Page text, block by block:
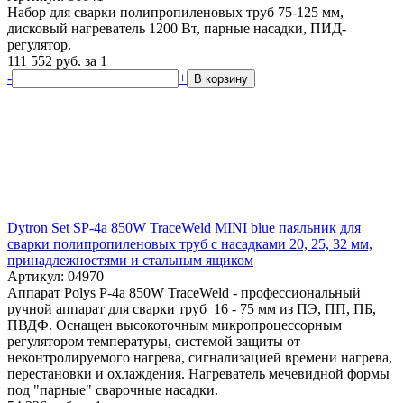
Набор для сварки полипропиленовых труб 75-125 мм,
дисковый нагреватель 1200 Вт, парные насадки, ПИД-
регулятор.
111 552 руб. за 1
-
+ В корзину
Dytron Set SP-4a 850W TraceWeld MINI blue паяльник для
сварки полипропиленовых труб с насадками 20, 25, 32 мм,
принадлежностями и стальным ящиком
Артикул: 04970
Аппарат Polys P-4a 850W TraceWeld - профессиональный
ручной аппарат для сварки труб 16 - 75 мм из ПЭ, ПП, ПБ,
ПВДФ. Оснащен высокоточным микропроцессорным
регулятором температуры, системой защиты от
неконтролируемого нагрева, сигнализацией времени нагрева,
перестановки и охлаждения. Нагреватель мечевидной формы
под "парные" сварочные насадки.